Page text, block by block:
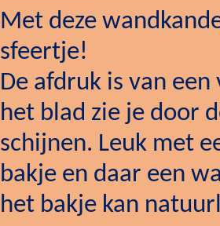
Met deze
sfeertje!
De afdruk is van
het blad zie je door
schijnen. Leuk met
bakje en daar een
het bakje kan